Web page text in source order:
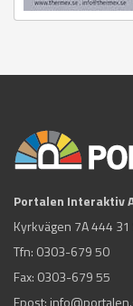
Portalen Interaktiv
Kyrkvägen 7A 444 31
Tfn: 0303-679 50
Fax: 0303-679 55